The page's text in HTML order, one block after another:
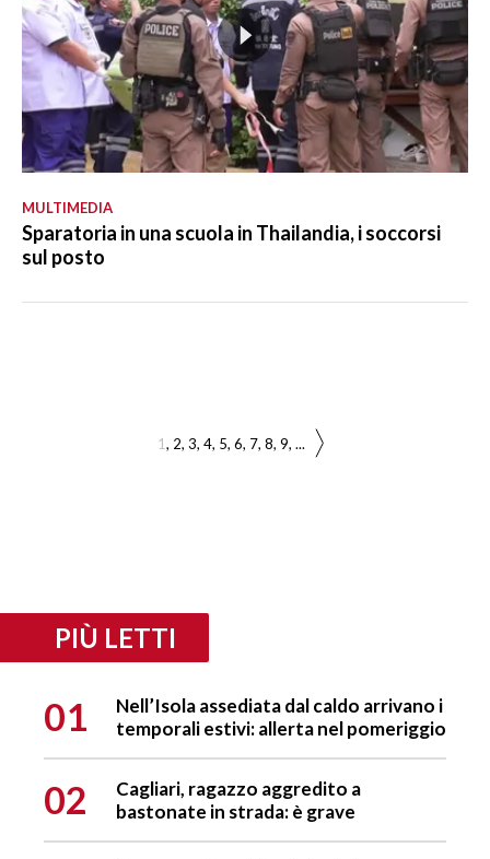
MULTIMEDIA
Sparatoria in una scuola in Thailandia, i soccorsi
sul posto
1 2 3 4 5 6 7 8 9 ...
PIÙ LETTI
01
Nell’Isola assediata dal caldo arrivano i
temporali estivi: allerta nel pomeriggio
02
Cagliari, ragazzo aggredito a
bastonate in strada: è grave